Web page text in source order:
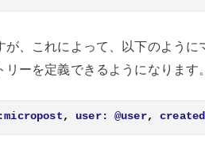
が、これによって、以下のように
リーを定義できるようになります
:micropost, user: @user,